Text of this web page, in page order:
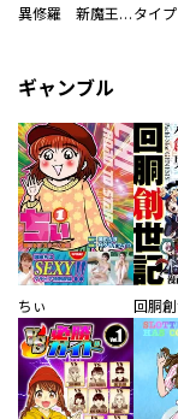
異修羅 新魔王戦争
ギャンブル
ちぃ